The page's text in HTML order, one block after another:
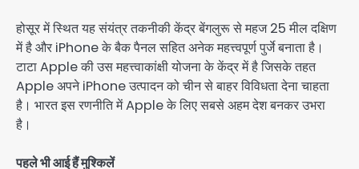
होसूर में स्थित यह संयंत्र तकनीकी केंद्र बेंगलुरू से महज 25 मील दक्षिण
में है और iPhone के बैक पैनल सहित अनेक महत्त्वपूर्ण पुर्जे बनाता है।
टाटा Apple की उस महत्त्वाकांक्षी योजना के केंद्र में है जिसके तहत
Apple अपने iPhone उत्पादन को चीन से बाहर विविधता देना चाहता
है। भारत इस रणनीति में Apple के लिए सबसे अहम देश बनकर उभरा
है।
पहले भी आई हैं मुश्किलें